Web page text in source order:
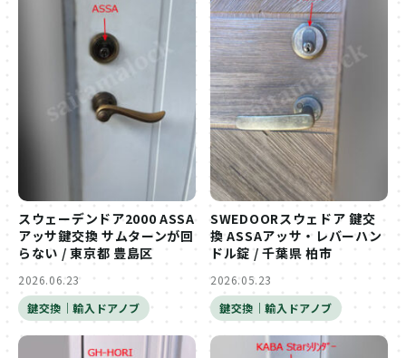
スウェーデンドア2000 ASSA
アッサ鍵交換 サムターンが回
らない / 東京都 豊島区
2026.06.23
鍵交換｜輸入ドアノブ
SWEDOORスウェドア 鍵交
換 ASSAアッサ・レバーハン
ドル錠 / 千葉県 柏市
2026.05.23
鍵交換｜輸入ドアノブ